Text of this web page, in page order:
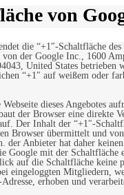
von
die “+1″-Schaltfläche
von der Google Inc., 1600
United States betrieben
“+1″ auf weißem oder
dieses Angebotes
der Browser eine direkte
Der Inhalt der “+1″-
Browser übermittelt und
der Anbieter hat daher
Google mit der Schaltfläche
auf die Schaltfläche keine
eingeloggten Mitgliedern,
erhoben und